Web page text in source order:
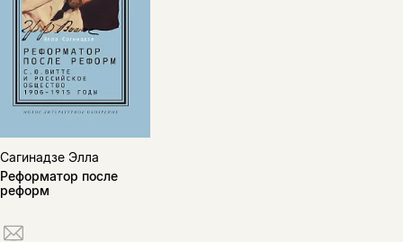
Сагинадзе Элла
Реформатор после
реформ